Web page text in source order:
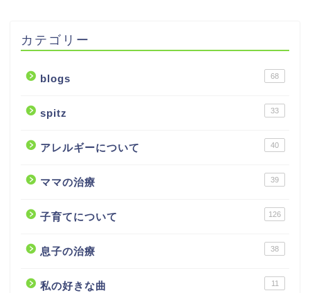
カテゴリー
blogs 68
spitz 33
アレルギーについて 40
ママの治療 39
子育てについて 126
息子の治療 38
私の好きな曲 11